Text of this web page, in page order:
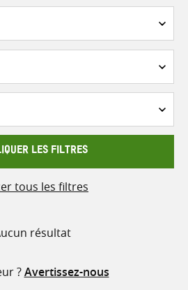
contenu
LES FILTRES
tous les filtres
résultat
?Avertissez-nous